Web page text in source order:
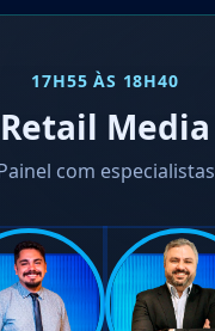
17H55 ÀS 18H40
Retail Media
com especialistas